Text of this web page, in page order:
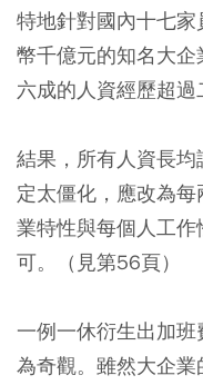
特地針對國內十七
幣千億元的知名大
六成的人資經歷超過
結果，所有人資長
定太僵化，應改為
業特性與每個人工
可。（見第56頁）
一例一休衍生出加
為奇觀。雖然大企